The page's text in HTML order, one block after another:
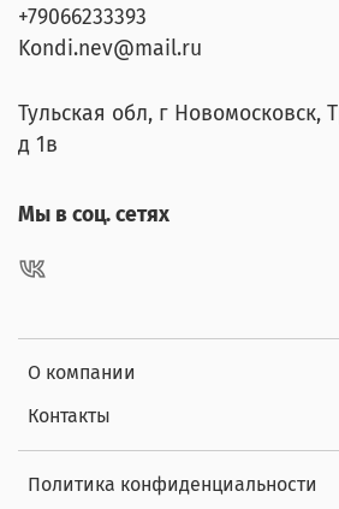
О компании
Контакты
Политика конфиденциальности
+79066233393
Kondi.nev@mail.ru
Тульская обл, г Новомосковск,
д 1в
Мы в соц. сетях